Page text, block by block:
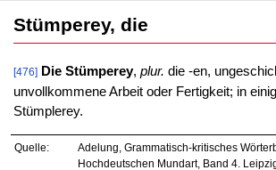
Stümperey, die
[476] Die Stümperey, plur. die -en,
unvollkommene Arbeit oder Fertigkeit; in
Stümplerey.
Quelle:
Adelung, Grammatisch-kritisches
Hochdeutschen Mundart, Band 4.